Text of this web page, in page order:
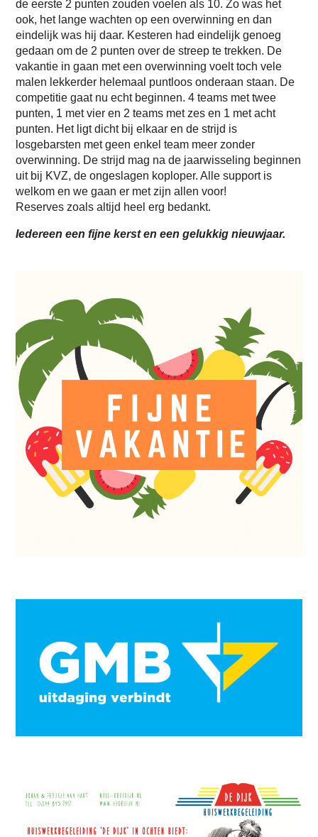
de eerste 2 punten zouden voelen als 10. Zo was het
ook, het lange wachten op een overwinning en dan
eindelijk was hij daar. Kesteren had eindelijk genoeg
gedaan om de 2 punten over de streep te trekken. De
vakantie in gaan met een overwinning voelt toch vele
malen lekkerder helemaal puntloos onderaan staan. De
competitie gaat nu echt beginnen. 4 teams met twee
punten, 1 met vier en 2 teams met zes en 1 met acht
punten. Het ligt dicht bij elkaar en de strijd is
losgebarsten met geen enkel team meer zonder
overwinning. De strijd mag na de jaarwisseling beginnen
uit bij KVZ, de ongeslagen koploper. Alle support is
welkom en we gaan er met zijn allen voor!
Reserves zoals altijd heel erg bedankt.
Iedereen een fijne kerst en een gelukkig nieuwjaar.